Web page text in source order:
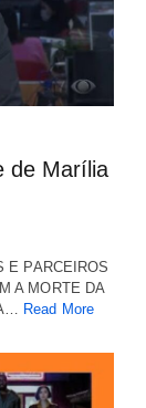
de Marília
E PARCEIROS
A MORTE DA
Read More